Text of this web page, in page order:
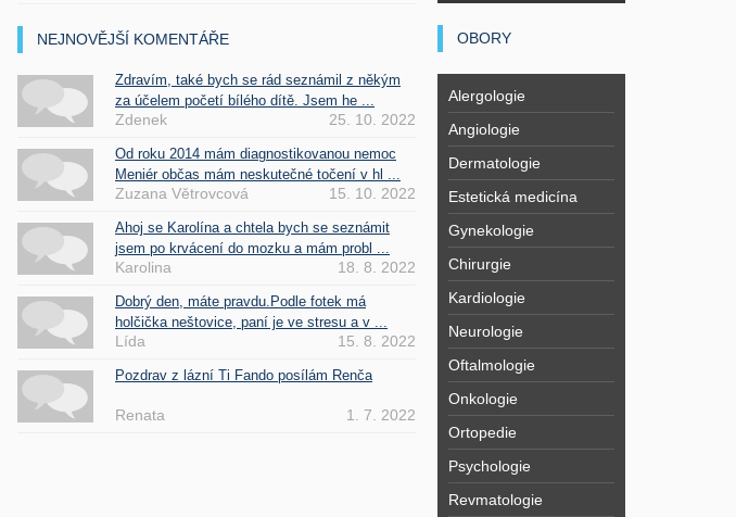
NEJNOVĚJŠÍ KOMENTÁŘE
Zdravím, také bych se rád seznámil z někým
za účelem početí bílého dítě. Jsem he ...
Zdenek 25. 10. 2022
Od roku 2014 mám diagnostikovanou nemoc
Meniér občas mám neskutečné točení v hl ...
Zuzana Větrovcová 15. 10. 2022
Ahoj se Karolína a chtela bych se seznámit
jsem po krvácení do mozku a mám probl ...
Karolina 18. 8. 2022
Dobrý den, máte pravdu.Podle fotek má
holčička neštovice, paní je ve stresu a v ...
Lída 15. 8. 2022
Pozdrav z lázní Ti Fando posílám Renča
Renata 1. 7. 2022
OBORY
Alergologie
Angiologie
Dermatologie
Estetická medicína
Gynekologie
Chirurgie
Kardiologie
Neurologie
Oftalmologie
Onkologie
Ortopedie
Psychologie
Revmatologie